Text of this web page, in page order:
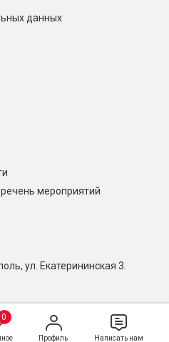
данных
мероприятий
ул. Екатерининская 3.
0
Профиль Написать нам